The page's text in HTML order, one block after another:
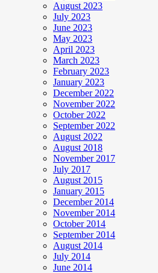
August 2023
July 2023
June 2023
May 2023
April 2023
March 2023
February 2023
January 2023
December 2022
November 2022
October 2022
September 2022
August 2022
August 2018
November 2017
July 2017
August 2015
January 2015
December 2014
November 2014
October 2014
September 2014
August 2014
July 2014
June 2014